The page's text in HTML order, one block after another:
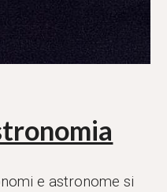
e astronome si